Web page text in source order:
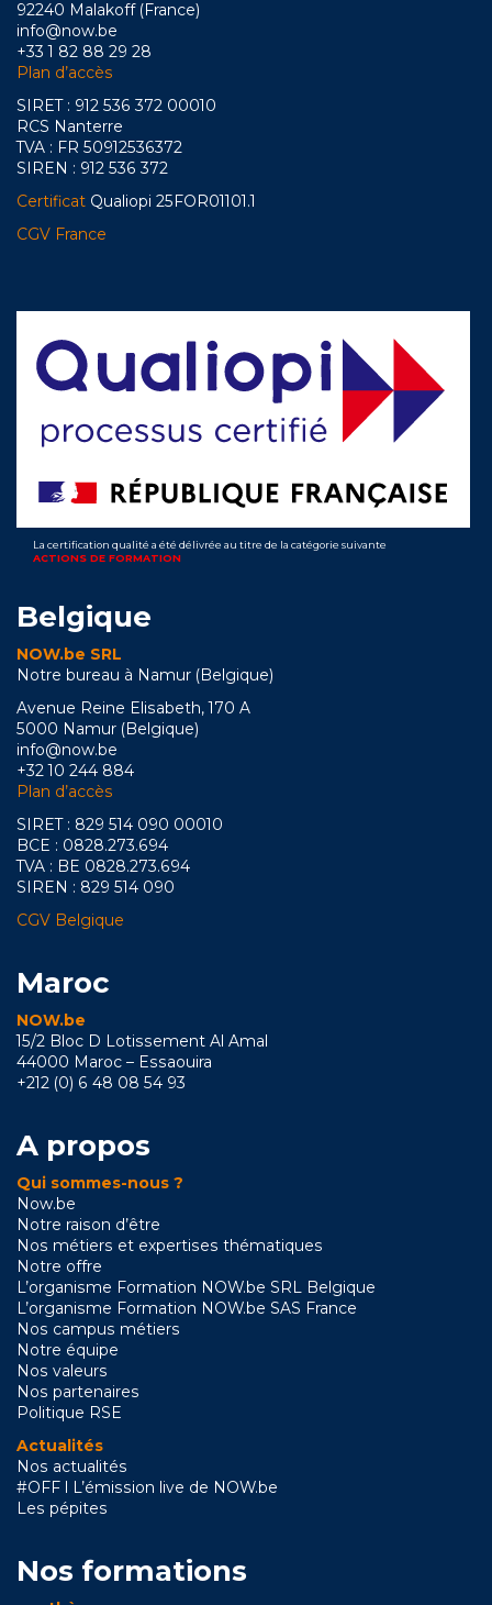
92240 Malakoff (France)
info@now.be
+33 1 82 88 29 28
Plan d’accès
SIRET : 912 536 372 00010
RCS Nanterre
TVA : FR 50912536372
SIREN : 912 536 372
Certificat Qualiopi 25FOR01101.1
CGV France
La certification qualité a été délivrée au titre de la catégorie suivante
ACTIONS DE FORMATION
Belgique
NOW.be SRL
Notre bureau à Namur (Belgique)
Avenue Reine Elisabeth, 170 A
5000 Namur (Belgique)
info@now.be
+32 10 244 884
Plan d’accès
SIRET : 829 514 090 00010
BCE : 0828.273.694
TVA : BE 0828.273.694
SIREN : 829 514 090
CGV Belgique
Maroc
NOW.be
15/2 Bloc D Lotissement Al Amal
44000 Maroc – Essaouira
+212 (0) 6 48 08 54 93
A propos
Qui sommes-nous ?
Now.be
Notre raison d’être
Nos métiers et expertises thématiques
Notre offre
L’organisme Formation NOW.be SRL Belgique
L’organisme Formation NOW.be SAS France
Nos campus métiers
Notre équipe
Nos valeurs
Nos partenaires
Politique RSE
Actualités
Nos actualités
#OFF l L’émission live de NOW.be
Les pépites
Nos formations